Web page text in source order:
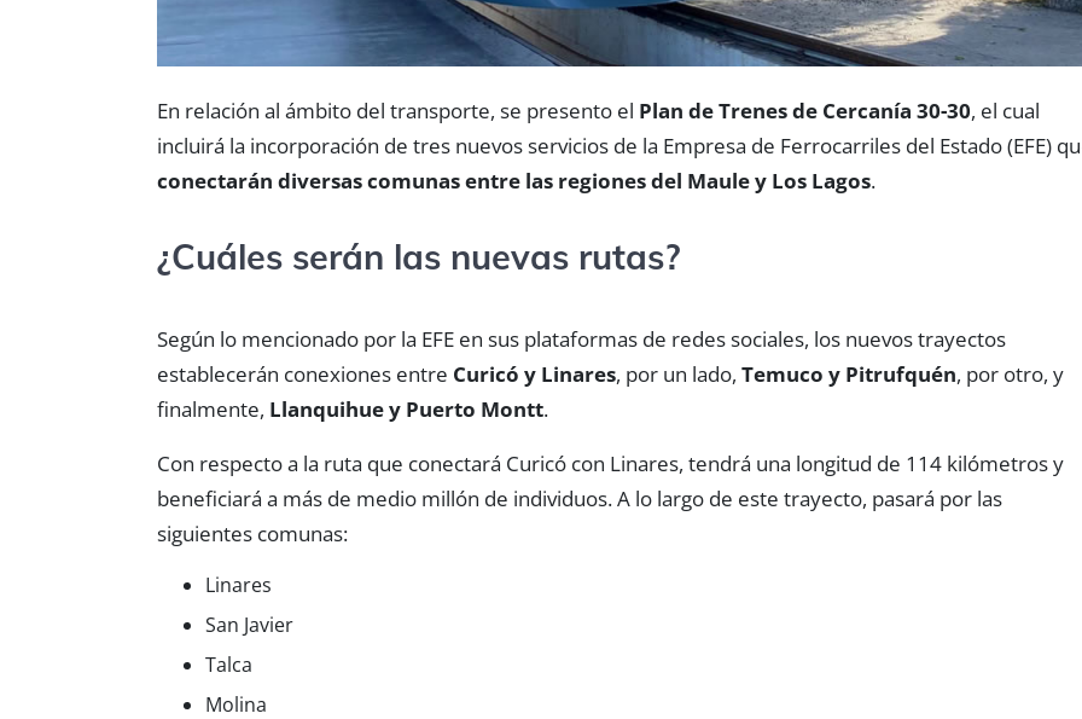
En relación al ámbito del transporte, se presento el Plan de Trenes de Cercanía 30-30, el cual
incluirá la incorporación de tres nuevos servicios de la Empresa de Ferrocarriles del Estado (EFE)
conectarán diversas comunas entre las regiones del Maule y Los Lagos.
¿Cuáles serán las nuevas rutas?
Según lo mencionado por la EFE en sus plataformas de redes sociales, los nuevos trayectos
establecerán conexiones entre Curicó y Linares, por un lado,Temuco y Pitrufquén, por otro, y
finalmente, Llanquihue y Puerto Montt.
Con respecto a la ruta que conectará Curicó con Linares, tendrá una longitud de 114 kilómetros y
beneficiará a más de medio millón de individuos. A lo largo de este trayecto, pasará por las
siguientes comunas:
Linares
San Javier
Talca
Molina